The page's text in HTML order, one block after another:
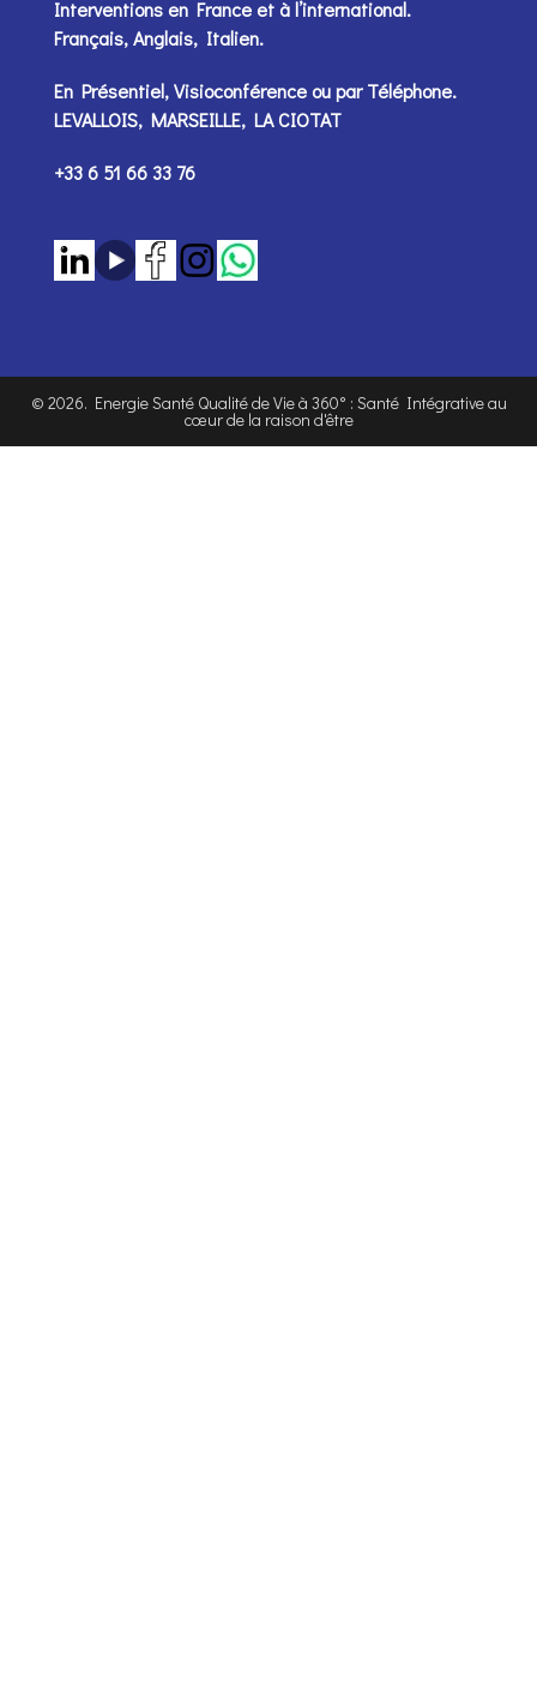
Interventions en France et à l’international.
Français, Anglais, Italien.
En Présentiel, Visioconférence ou parTéléphone.
LEVALLOIS, MARSEILLE, LA CIOTAT
+33 6 51 66 33 76
© 2026. Energie Santé Qualité de Vie à 360° : Santé Intégrative au
cœur de la raison d'être